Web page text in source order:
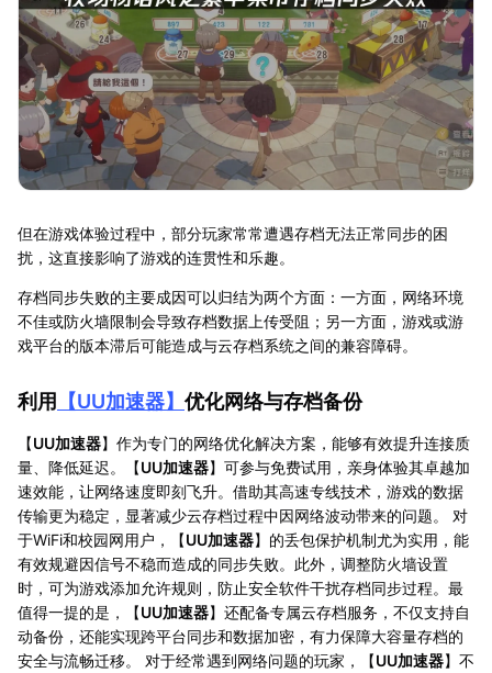
但在游戏体验过程中，部分玩家常常遭遇存档无法正常同步的困
扰，这直接影响了游戏的连贯性和乐趣。
存档同步失败的主要成因可以归结为两个方面：一方面，网络环境
不佳或防火墙限制会导致存档数据上传受阻；另一方面，游戏或游
戏平台的版本滞后可能造成与云存档系统之间的兼容障碍。
利用 【UU加速器】 优化网络与存档备份
【UU加速器】作为专门的网络优化解决方案，能够有效提升连接质
量、降低延迟。【UU加速器】可参与免费试用，亲身体验其卓越加
速效能，让网络速度即刻飞升。借助其高速专线技术，游戏的数据
传输更为稳定，显著减少云存档过程中因网络波动带来的问题。 对
于WiFi和校园网用户，【UU加速器】的丢包保护机制尤为实用，能
有效规避因信号不稳而造成的同步失败。此外，调整防火墙设置
时，可为游戏添加允许规则，防止安全软件干扰存档同步过程。最
值得一提的是，【UU加速器】还配备专属云存档服务，不仅支持自
动备份，还能实现跨平台同步和数据加密，有力保障大容量存档的
安全与流畅迁移。 对于经常遇到网络问题的玩家，【UU加速器】不